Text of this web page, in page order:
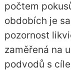
počtem
obdobích je
pozornost
zaměřená na
podvodů s